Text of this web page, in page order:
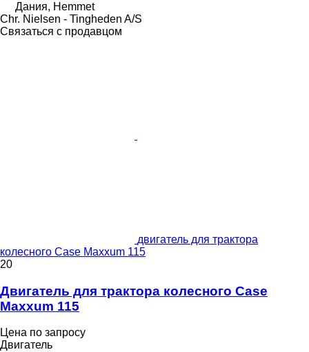
Дания, Hemmet
Chr. Nielsen - Tingheden A/S
Связаться с продавцом
двигатель для трактора
колесного Case Maxxum 115
20
Двигатель для трактора колесного Case
Maxxum 115
Цена по запросу
Двигатель